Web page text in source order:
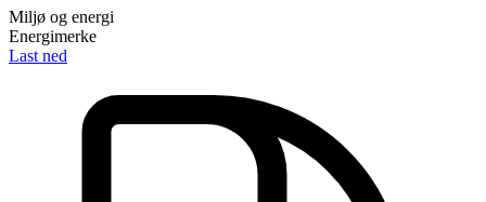
Miljø og energi
Energimerke
Last ned